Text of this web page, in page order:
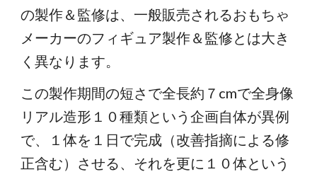
の製作＆監修は、一般販売されるおもちゃ
メーカーのフィギュア製作＆監修とは大き
く異なります。
この製作期間の短さで全長約７cmで全身像
リアル造形１０種類という企画自体が異例
で、１体を１日で完成（改善指摘による修
正含む）させる、それを更に１０体という